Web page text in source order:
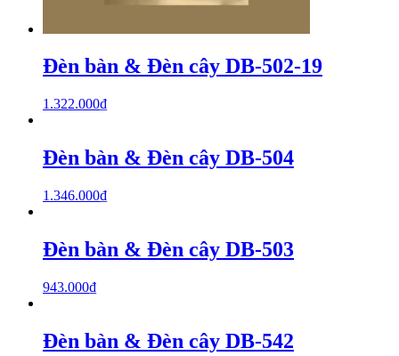
Đèn bàn & Đèn cây DB-502-19
1.322.000₫
Đèn bàn & Đèn cây DB-504
1.346.000₫
Đèn bàn & Đèn cây DB-503
943.000₫
Đèn bàn & Đèn cây DB-542